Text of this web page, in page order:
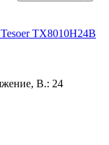
TX8010H24B
В.: 24